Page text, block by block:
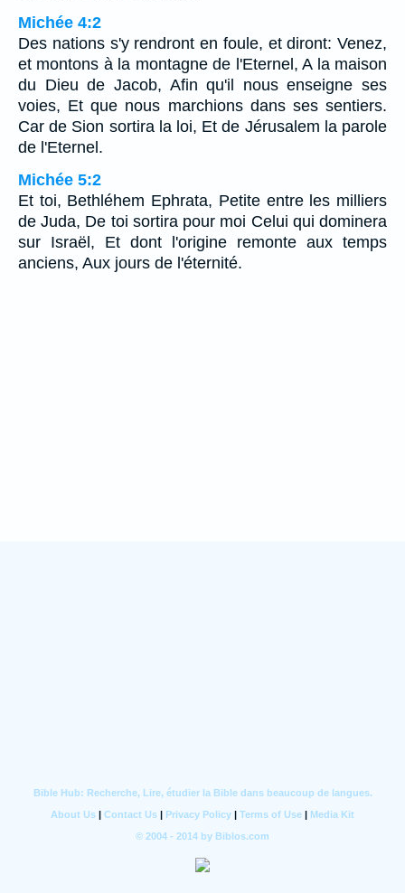
Michée 4:2
Des nations s'y rendront en foule, et diront: Venez,
et montons à la montagne de l'Eternel, A la maison
du Dieu de Jacob, Afin qu'il nous enseigne ses
voies, Et que nous marchions dans ses sentiers.
Car de Sion sortira la loi, Et de Jérusalem la parole
de l'Eternel.
Michée 5:2
Et toi, Bethléhem Ephrata, Petite entre les milliers
de Juda, De toi sortira pour moi Celui qui dominera
sur Israël, Et dont l'origine remonte aux temps
anciens, Aux jours de l'éternité.